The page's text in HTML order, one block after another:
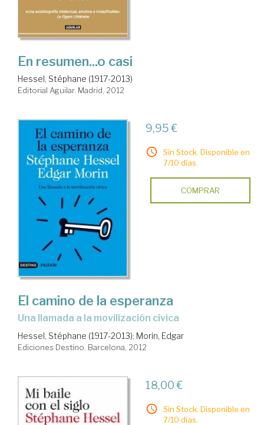
En resumen...o casi
Hessel, Stéphane (1917-2013)
Editorial Aguilar. Madrid, 2012
9,95 €
Sin Stock. Disponible en
7/10 días.
COMPRAR
El camino de la esperanza
una llamada a la movilización cívica
Hessel, Stéphane (1917-2013); Morin, Edgar
Ediciones Destino. Barcelona, 2012
18,00 €
Sin Stock. Disponible en
7/10 días.